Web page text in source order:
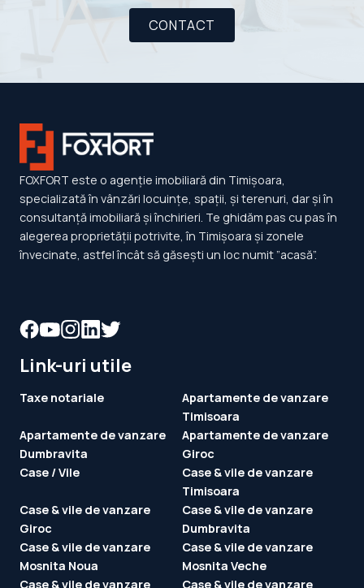
CONTACT
FOXFORT este o agenție imobiliară din Timișoara,
specializată în vânzări locuințe, spații, și terenuri, dar și în
consultanță imobiliară și închirieri. Te ghidăm pas cu pas în
alegerea proprietății potrivite, în Timișoara și zonele
învecinate, astfel încât să găsești un loc numit ”acasă”.
Link-uri utile
Taxe notariale
Apartamente de vanzare
Timisoara
Apartamente de vanzare
Dumbravita
Apartamente de vanzare
Giroc
Case / Vile
Case & vile de vanzare
Timisoara
Case & vile de vanzare
Giroc
Case & vile de vanzare
Dumbravita
Case & vile de vanzare
Mosnita Noua
Case & vile de vanzare
Mosnita Veche
Case & vile de vanzare
Case & vile de vanzare